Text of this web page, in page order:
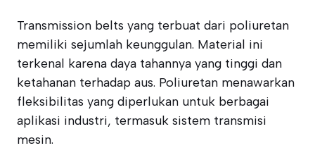
Transmission belts yang terbuat dari poliuretan
memiliki sejumlah keunggulan. Material ini
terkenal karena daya tahannya yang tinggi dan
ketahanan terhadap aus. Poliuretan menawarkan
fleksibilitas yang diperlukan untuk berbagai
aplikasi industri, termasuk sistem transmisi
mesin.